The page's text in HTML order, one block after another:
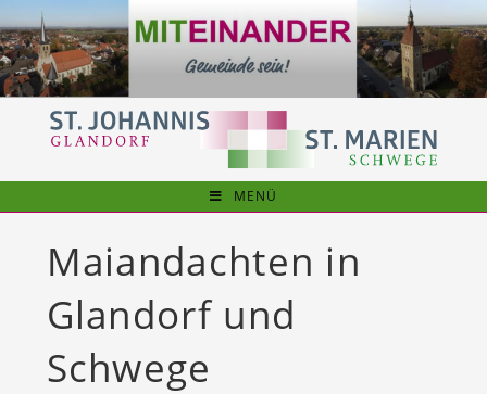
Inhalt
springen
MENÜ
Maiandachten in
Glandorf und
Schwege